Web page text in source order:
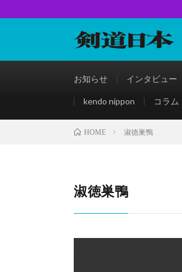
お知らせ インタビュー
kendo nippon コラム
HOME 淑徳巣鴨
淑徳巣鴨